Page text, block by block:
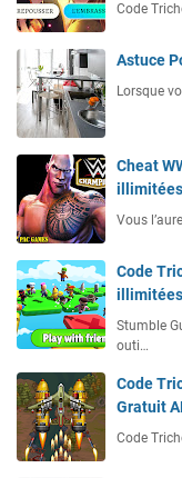
Code
Astuce
Lorsque
Cheat
Vous
Code
Stumble
outi…
Code
Gratuit
Code